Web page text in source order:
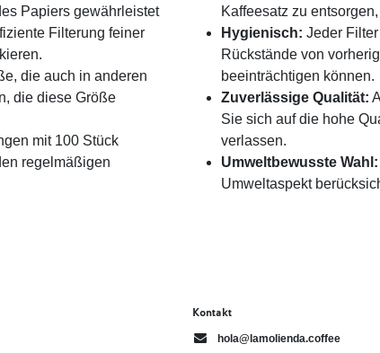
Papiers gewährleistet
Filterung feiner
die auch in anderen
die diese Größe
mit 100 Stück
regelmäßigen
Kaffeesatz zu
Hygienisch: Jeder
Rückstände von
beeinträchtigen können.
Zuverlässige Qualität:
Sie sich auf die hohe
verlassen.
Umweltbewusste Wahl:
Umweltaspekt
Kontakt
hola@lamolienda.coffee